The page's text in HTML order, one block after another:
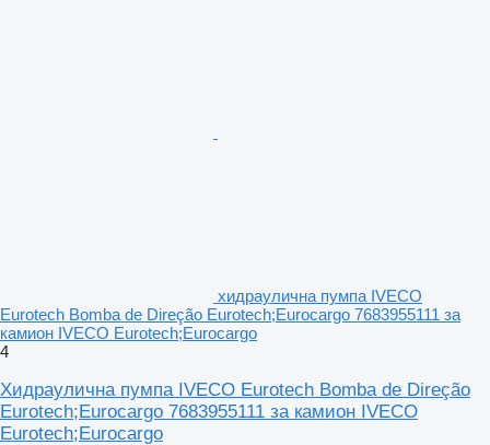
хидраулична пумпа IVECO
Eurotech Bomba de Direção Eurotech;Eurocargo 7683955111 за
камион IVECO Eurotech;Eurocargo
4
Хидраулична пумпа IVECO Eurotech Bomba de Direção
Eurotech;Eurocargo 7683955111 за камион IVECO
Eurotech;Eurocargo